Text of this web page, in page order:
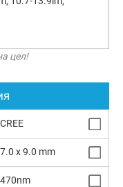
цел!
CREE
7.0 x 9.0 mm
470nm